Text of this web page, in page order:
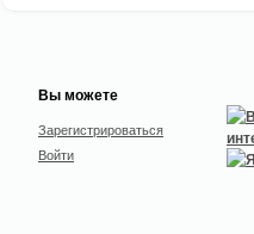
Вы можете
Зарегистрироваться
Войти